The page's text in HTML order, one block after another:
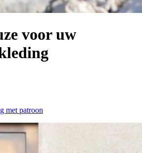
voor uw
met patroon